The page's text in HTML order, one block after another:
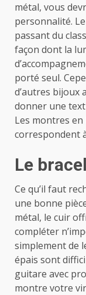
métal, vous
personnalité.
passant du
façon dont la
porté seul.
d’autres bijoux
donner une
Les montres
correspondent
Le
Ce qu’il faut
une bonne
métal, le cuir
compléter
simplement de
épais sont
guitare avec
montre votre